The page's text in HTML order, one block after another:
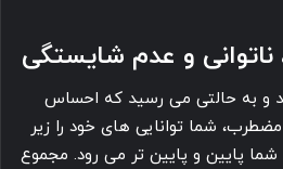
و عدم شایستگی
و به حالتی می رسید که احساس
شما توانایی های خود را زیر
پایین و پایین تر می رود. مجموع